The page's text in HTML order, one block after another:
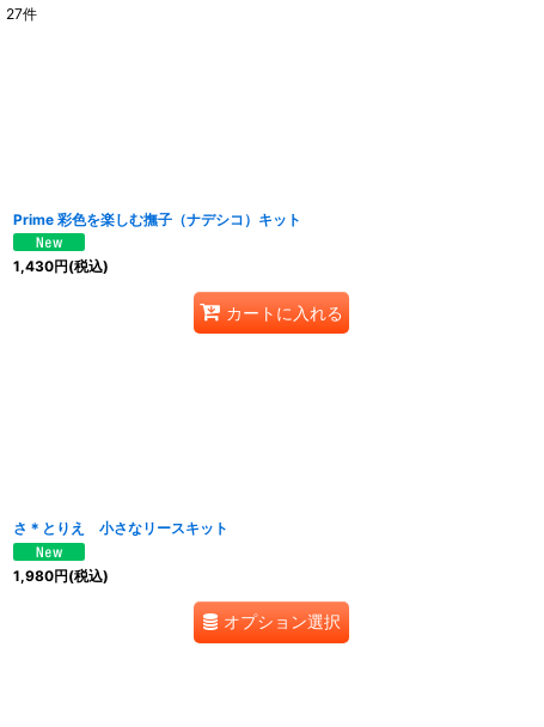
27件
Prime 彩色を楽しむ撫子（ナデシコ）キット
1,430円(税込)
カートに入れる
さ＊とりえ 小さなリースキット
1,980円(税込)
オプション選択